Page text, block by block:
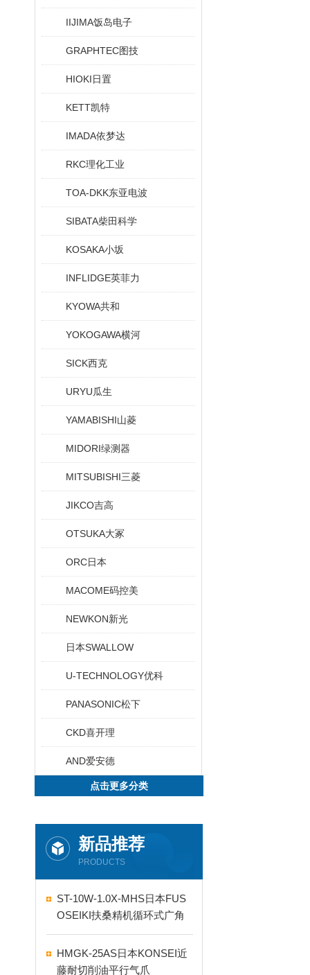
IIJIMA饭岛电子
GRAPHTEC图技
HIOKI日置
KETT凯特
IMADA依梦达
RKC理化工业
TOA-DKK东亚电波
SIBATA柴田科学
KOSAKA小坂
INFLIDGE英菲力
KYOWA共和
YOKOGAWA横河
SICK西克
URYU瓜生
YAMABISHI山菱
MIDORI绿测器
MITSUBISHI三菱
JIKCO吉高
OTSUKA大冢
ORC日本
MACOME码控美
NEWKON新光
日本SWALLOW
U-TECHNOLOGY优科
PANASONIC松下
CKD喜开理
AND爱安德
点击更多分类
新品推荐
PRODUCTS
ST-10W-1.0X-MHS日本FUS
OSEIKI扶桑精机循环式广角
自动喷嘴
HMGK-25AS日本KONSEI近
藤耐切削油平行气爪